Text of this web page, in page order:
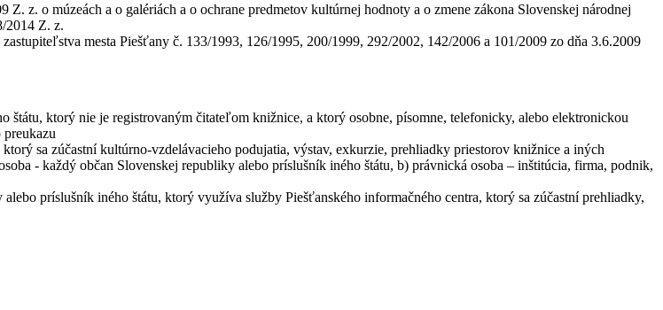
z. o múzeách a o galériách a o ochrane predmetov kultúrnej hodnoty a o zmene zákona Slovenskej národnej
2014 Z. z.
mesta Piešťany č. 133/1993, 126/1995, 200/1999, 292/2002, 142/2006 a 101/2009 zo dňa 3.6.2009
štátu, ktorý nie je registrovaným čitateľom knižnice, a ktorý osobne, písomne, telefonicky, alebo elektronickou
sa zúčastní kultúrno-vzdelávacieho podujatia, výstav, exkurzie, prehliadky priestorov knižnice a iných
- každý občan Slovenskej republiky alebo príslušník iného štátu, b) právnická osoba – inštitúcia, firma, podnik,
príslušník iného štátu, ktorý využíva služby Piešťanského informačného centra, ktorý sa zúčastní prehliadky,